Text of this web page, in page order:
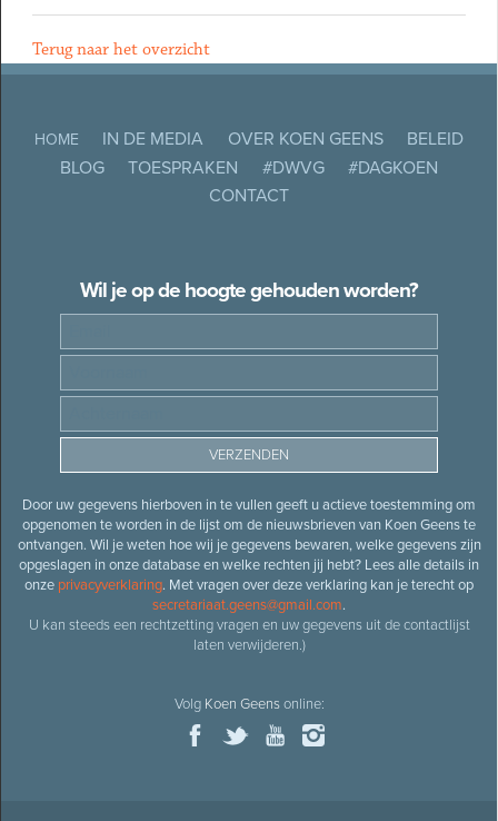
Terug naar het overzicht
HOME IN DE MEDIA OVER KOEN GEENS
BELEID
BLOG
TOESPRAKEN #DWVG
#DAGKOEN
CONTACT
Wil je op de hoogte gehouden worden?
Door uw gegevens hierboven in te vullen geeft u actieve toestemming om
opgenomen te worden in de lijst om de nieuwsbrieven van Koen Geens te
ontvangen. Wil je weten hoe wij je gegevens bewaren, welke gegevens zijn
opgeslagen in onze database en welke rechten jij hebt? Lees alle details in
onze privacyverklaring. Met vragen over deze verklaring kan je terecht op
secretariaat.geens@gmail.com.
U kan steeds een rechtzetting vragen en uw gegevens uit de contactlijst
laten verwijderen.)
Volg Koen Geensonline: